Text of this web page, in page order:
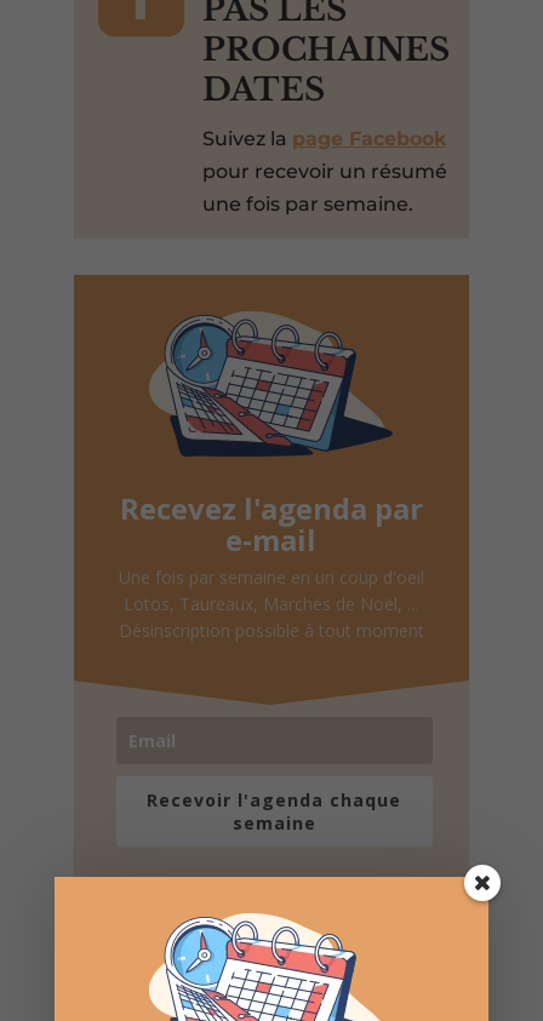
PAS LES
PROCHAINES
DATES
Suivez la page Facebook
pour recevoir un résumé
une fois par semaine.
Recevez l'agenda par
e-mail
Une fois par semaine en un coup d'oeil
Lotos, Taureaux, Marchés de Noël, ...
Désinscription possible à tout moment
Recevoir l'agenda chaque
semaine
Nombre de consultations : 754